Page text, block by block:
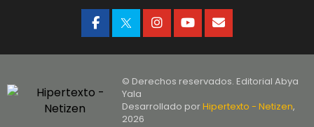
© Derechos reservados. Editorial Abya
Yala
Desarrollado porHipertexto - Netizen,
2026